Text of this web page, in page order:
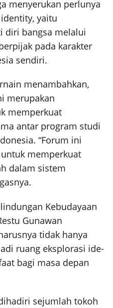
menyerukan perlunya
yaitu
diri bangsa melalui
pada karakter
sendiri.
menambahkan,
merupakan
memperkuat
antar program studi
“Forum ini
memperkuat
dalam sistem
Kebudayaan
Gunawan
tidak hanya
ruang eksplorasi ide-
bagi masa depan
sejumlah tokoh